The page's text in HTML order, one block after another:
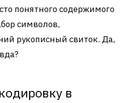
понятного содержимого
символов,
рукописный свиток. Да,
в